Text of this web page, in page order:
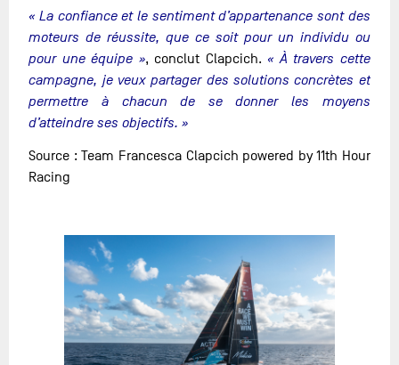
« La confiance et le sentiment d’appartenance sont des
moteurs de réussite, que ce soit pour un individu ou
pour une équipe », conclut Clapcich. « À travers cette
campagne, je veux partager des solutions concrètes et
permettre à chacun de se donner les moyens
d’atteindre ses objectifs. »
Source : Team Francesca Clapcich powered by 11th Hour
Racing